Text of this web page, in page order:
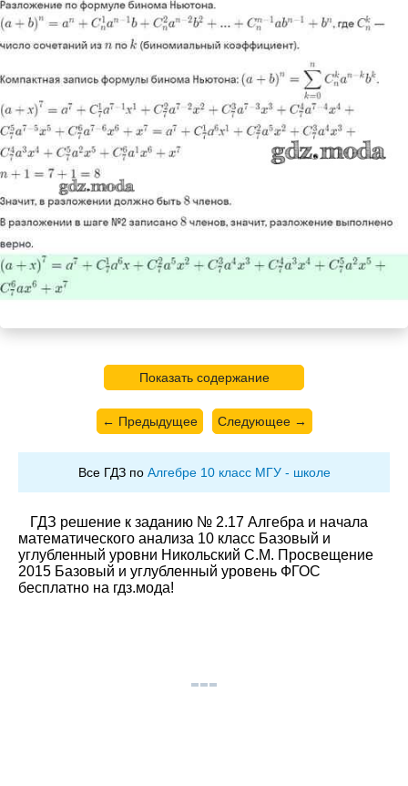
Показать содержание
← Предыдущее Следующее →
Все ГДЗ по Алгебре 10 класс МГУ - школе
ГДЗ решение к заданию № 2.17 Алгебра и начала
математического анализа 10 класс Базовый и
углубленный уровни Никольский С.М. Просвещение
2015 Базовый и углубленный уровень ФГОС
бесплатно на гдз.мода!